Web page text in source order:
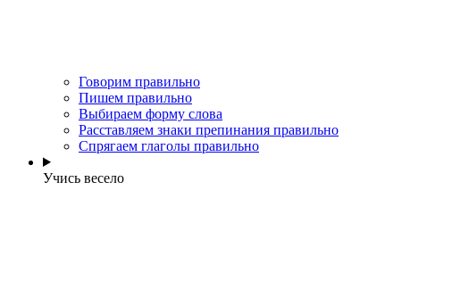
Говорим правильно
Пишем правильно
Выбираем форму слова
Расставляем знаки препинания правильно
Спрягаем глаголы правильно
Учись весело